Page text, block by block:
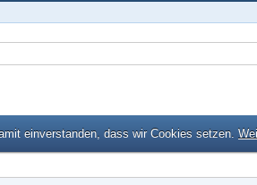
einverstanden, dass wir Cookies setzen.